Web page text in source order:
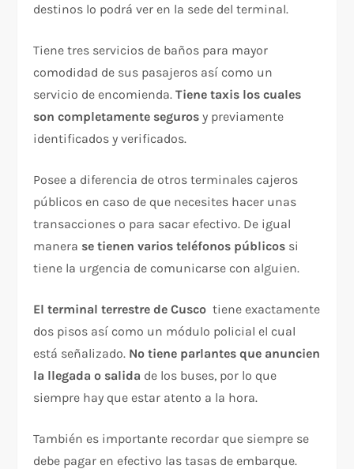
destinos lo podrá ver en la sede del terminal.
Tiene tres servicios de baños para mayor
comodidad de sus pasajeros así como un
servicio de encomienda.Tiene taxis los cuales
son completamente seguros y previamente
identificados y verificados.
Posee a diferencia de otros terminales cajeros
públicos en caso de que necesites hacer unas
transacciones o para sacar efectivo. De igual
manera se tienen varios teléfonos públicos si
tiene la urgencia de comunicarse con alguien.
El terminal terrestre de Cusco tiene exactamente
dos pisos así como un módulo policial el cual
está señalizado. No tiene parlantes que anuncien
la llegada o salida de los buses, por lo que
siempre hay que estar atento a la hora.
También es importante recordar que siempre se
debe pagar en efectivo las tasas de embarque.